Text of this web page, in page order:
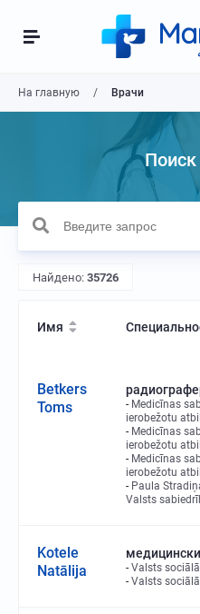
На главную Врачи
Поиск
Найдено: 35726
Имя
Betkers
Toms
Medicīnas
ierobežotu
Medicīnas
ierobežotu
Medicīnas
ierobežotu
Paula
Valsts
Kotele
Natālija
Valsts
Valsts